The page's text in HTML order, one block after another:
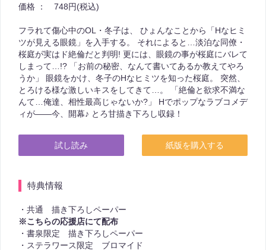
価格 ：
748円(税込)
フラれて傷心中のOL・冬子は、 ひょんなことから「Hなヒミ
ツが見える眼鏡」を入手する。 それによると…淡泊な同僚・
桜庭が実はド絶倫だと判明! 更には、眼鏡の事が桜庭にバレて
しまって…!? 「お前の秘密、なんて書いてあるか教えてやろ
うか」 眼鏡をかけ、冬子のHなヒミツを知った桜庭。 突然、
とろける様な激しいキスをしてきて…。 「絶倫と欲求不満な
んて…俺達、相性最高じゃないか?」 Hでポップなラブコメデ
ィが――今、開幕♪ とろ甘描き下ろし収録！
試し読み 紙版を購入する
特典情報
・共通 描き下ろしペーパー
※こちらの応援店にて配布
・書泉限定 描き下ろしペーパー
・ステラワース限定 ブロマイド